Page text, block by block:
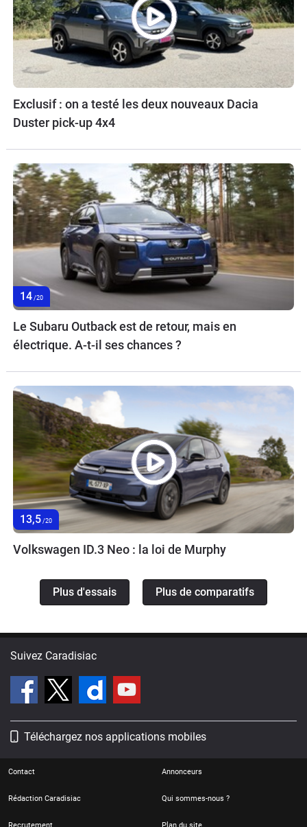
Exclusif : on a testé les deux nouveaux Dacia
Duster pick-up 4x4
14 /20
Le Subaru Outback est de retour, mais en
électrique. A-t-il ses chances ?
13,5 /20
Volkswagen ID.3 Neo : la loi de Murphy
Plus d'essais Plus de comparatifs
Suivez Caradisiac
Téléchargez nos applications mobiles
Contact Annonceurs
Rédaction Caradisiac Qui sommes-nous ?
Recrutement Plan du site